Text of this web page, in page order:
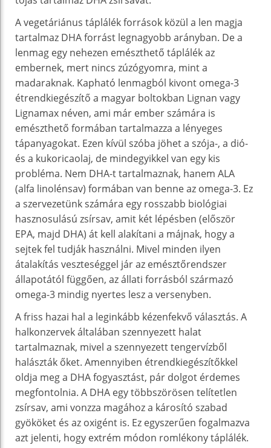
A vegetáriánus táplálék források közül a len magja
tartalmaz DHA forrást legnagyobb arányban. De a
lenmag egy nehezen emészthető táplálék az
embernek, mert nincs zúzógyomra, mint a
madaraknak. Kapható lenmagból kivont omega-3
étrendkiegészítő a magyar boltokban Lignan vagy
Lignamax néven, ami már ember számára is
emészthető formában tartalmazza a lényeges
tápanyagokat. Ezen kívül szóba jöhet a szója-, a dió-
és a kukoricaolaj, de mindegyikkel van egy kis
probléma. Nem DHA-t tartalmaznak, hanem ALA
(alfa linolénsav) formában van benne az omega-3. Ez
a szervezetünk számára egy rosszabb biológiai
hasznosulású zsírsav, amit két lépésben (először
EPA, majd DHA) át kell alakítani a májnak, hogy a
sejtek fel tudják használni. Mivel minden ilyen
átalakítás veszteséggel jár az emésztőrendszer
állapotától függően, az állati forrásból származó
omega-3 mindig nyertes lesz a versenyben.
A friss hazai hal a leginkább kézenfekvő választás. A
halkonzervek általában szennyezett halat
tartalmaznak, mivel a szennyezett tengervízből
halászták őket. Amennyiben étrendkiegészítőkkel
oldja meg a DHA fogyasztást, pár dolgot érdemes
megfontolnia. A DHA egy többszörösen telítetlen
zsírsav, ami vonzza magához a károsító szabad
gyököket és az oxigént is. Ez egyszerűen fogalmazva
azt jelenti, hogy extrém módon romlékony táplálék.